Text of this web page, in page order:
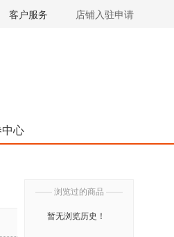
客户服务 店铺入驻申请
心
—— 浏览过的商品 ——
暂无浏览历史！